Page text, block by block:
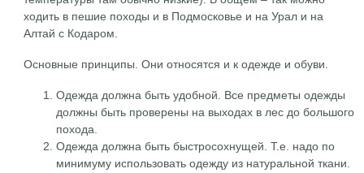
ходить в пешие походы и в Подмосковье и на Урал и на
Алтай с Кодаром.
Основные принципы. Они относятся и к одежде и обуви.
Одежда должна быть удобной. Все предметы одежды
должны быть проверены на выходах в лес до большого
похода.
Одежда должна быть быстросохнущей. Т.е. надо по
минимуму использовать одежду из натуральной ткани.